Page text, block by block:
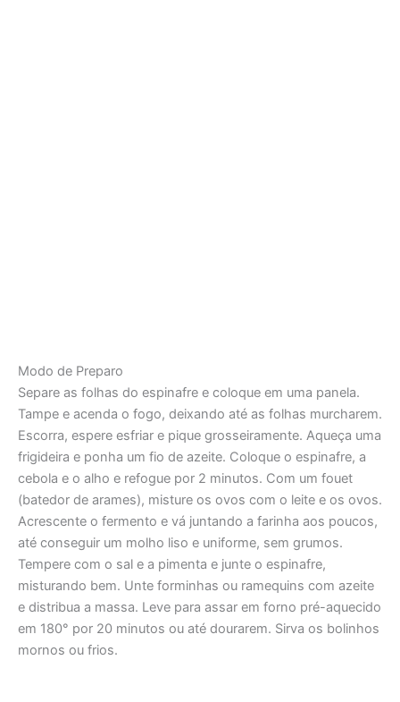
Modo de Preparo
Separe as folhas do espinafre e coloque em uma panela.
Tampe e acenda o fogo, deixando até as folhas murcharem.
Escorra, espere esfriar e pique grosseiramente. Aqueça uma
frigideira e ponha um fio de azeite. Coloque o espinafre, a
cebola e o alho e refogue por 2 minutos. Com um fouet
(batedor de arames), misture os ovos com o leite e os ovos.
Acrescente o fermento e vá juntando a farinha aos poucos,
até conseguir um molho liso e uniforme, sem grumos.
Tempere com o sal e a pimenta e junte o espinafre,
misturando bem. Unte forminhas ou ramequins com azeite
e distribua a massa. Leve para assar em forno pré-aquecido
em 180° por 20 minutos ou até dourarem. Sirva os bolinhos
mornos ou frios.